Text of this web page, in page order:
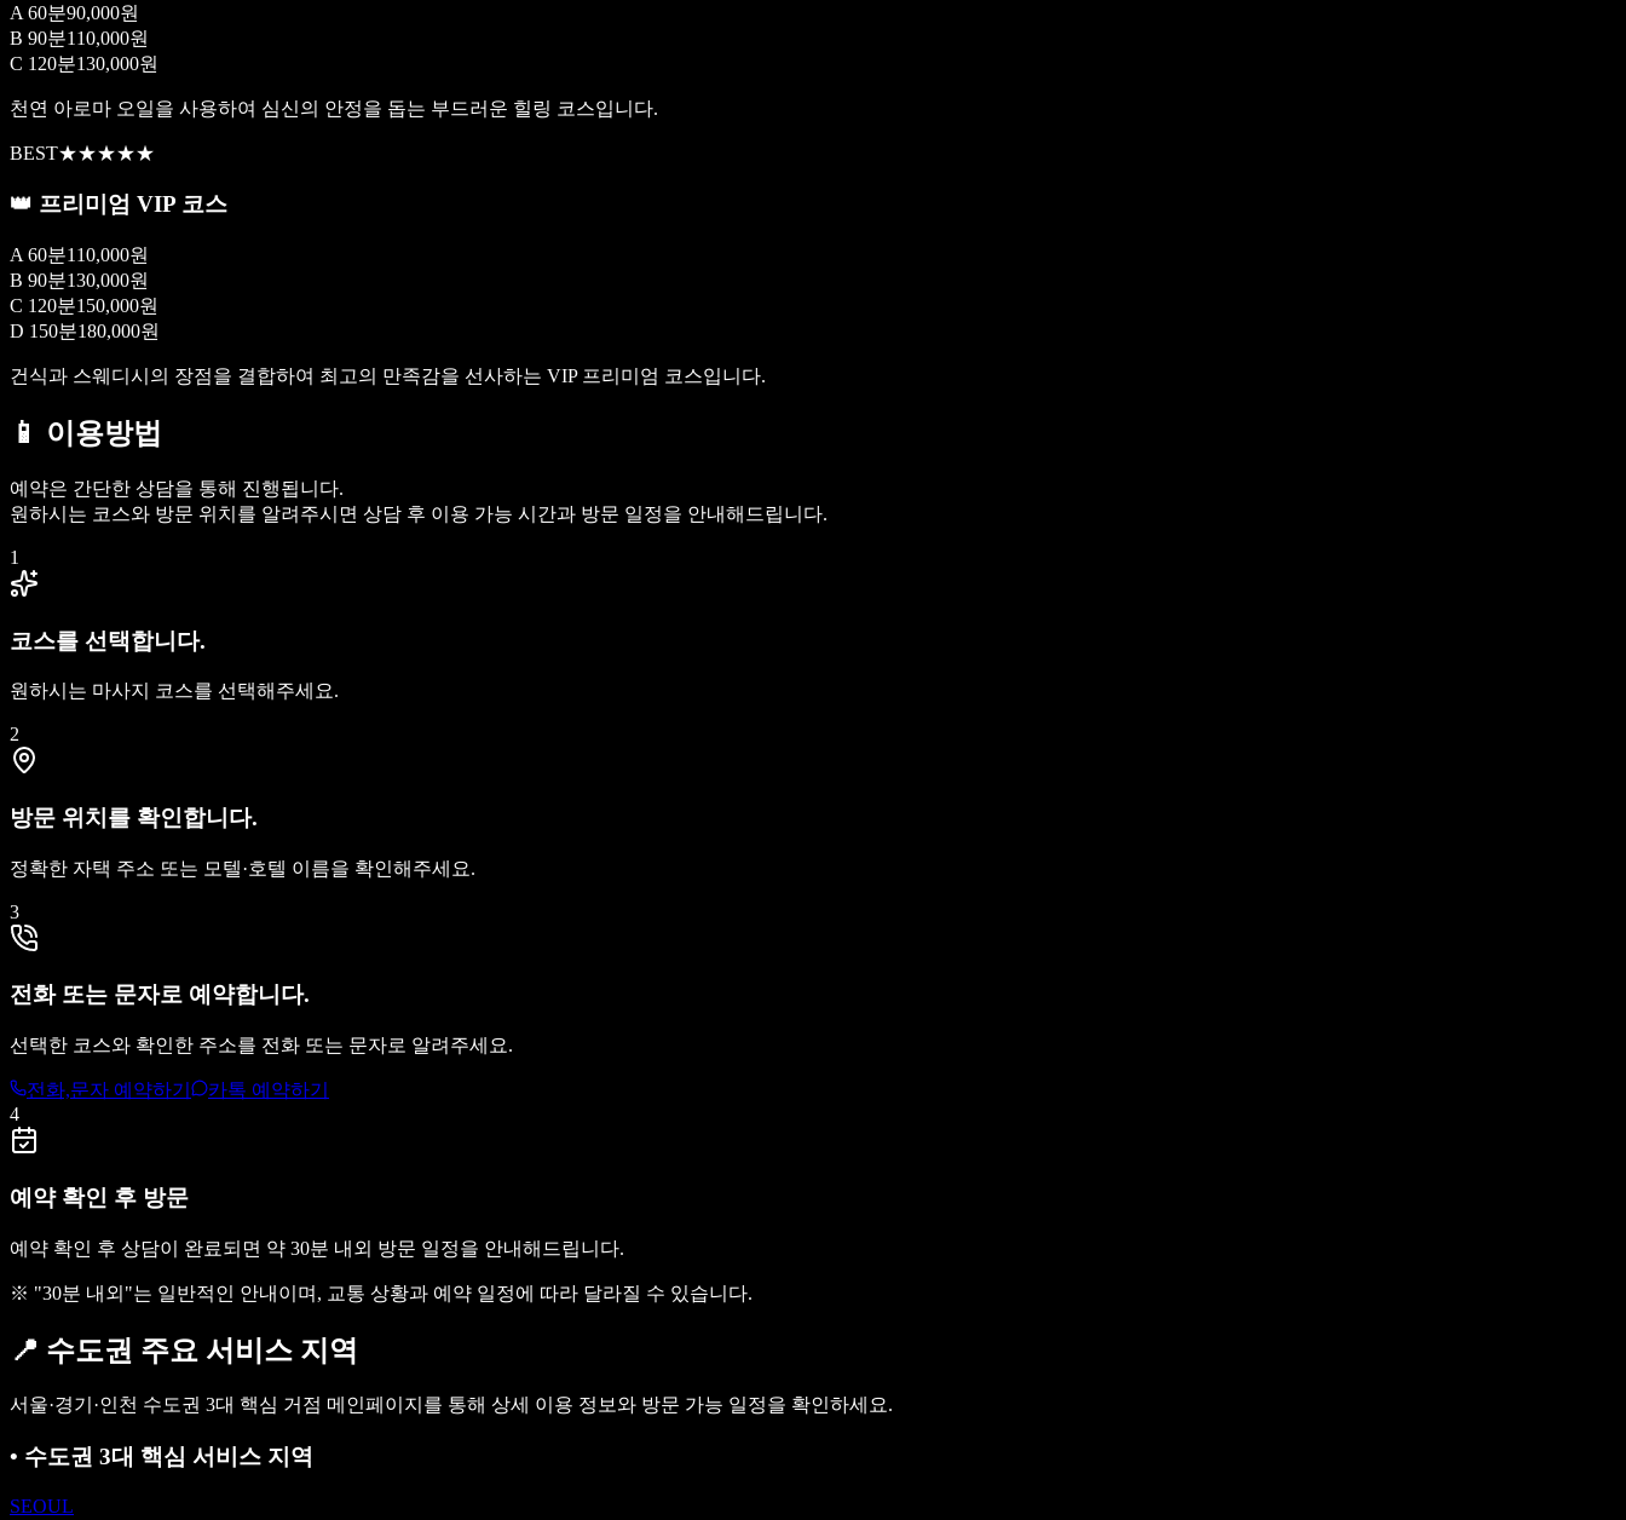
A 60분90,000원
B 90분110,000원
C 120분130,000원
천연 아로마 오일을 사용하여 심신의 안정을 돕는 부드러운 힐링 코스입니다.
BEST★★★★★
👑 프리미엄 VIP 코스
A 60분110,000원
B 90분130,000원
C 120분150,000원
D 150분180,000원
건식과 스웨디시의 장점을 결합하여 최고의 만족감을 선사하는 VIP 프리미엄 코스입니다.
📱 이용방법
예약은 간단한 상담을 통해 진행됩니다.
원하시는 코스와 방문 위치를 알려주시면 상담 후 이용 가능 시간과 방문 일정을 안내해드립니다.
1
코스를 선택합니다.
원하시는 마사지 코스를 선택해주세요.
2
방문 위치를 확인합니다.
정확한 자택 주소 또는 모텔·호텔 이름을 확인해주세요.
3
전화 또는 문자로 예약합니다.
선택한 코스와 확인한 주소를 전화 또는 문자로 알려주세요.
전화,문자 예약하기
카톡 예약하기
4
예약 확인 후 방문
예약 확인 후 상담이 완료되면 약 30분 내외 방문 일정을 안내해드립니다.
※ "30분 내외"는 일반적인 안내이며, 교통 상황과 예약 일정에 따라 달라질 수 있습니다.
📍 수도권 주요 서비스 지역
서울·경기·인천 수도권 3대 핵심 거점 메인페이지를 통해 상세 이용 정보와 방문 가능 일정을 확인하세요.
• 수도권 3대 핵심 서비스 지역
SEOUL